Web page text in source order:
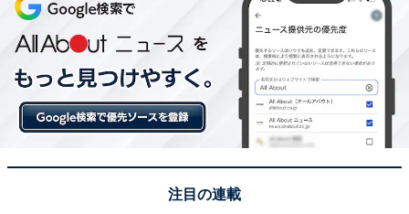
注目の連載